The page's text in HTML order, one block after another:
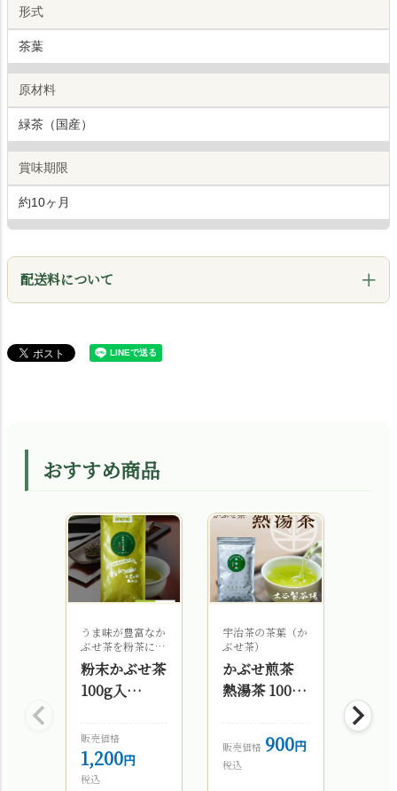
形式
茶葉
原材料
緑茶（国産）
賞味期限
約10ヶ月
配送料について
おすすめ商品
うま味が豊富なか
ぶせ茶を粉茶にし
ました
粉末かぶせ茶
100g入
販売価格
1,200
税込
宇治茶の茶葉（か
ぶせ茶）
かぶせ煎茶
熱湯茶 100g
販売価格 900
税込
フ
ェ